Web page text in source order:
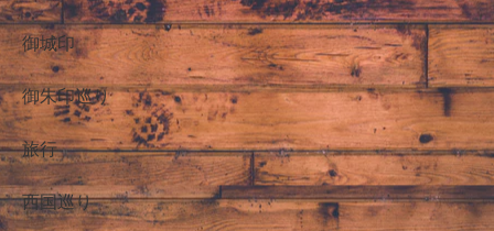
御城印
御朱印巡り
旅行
西国巡り